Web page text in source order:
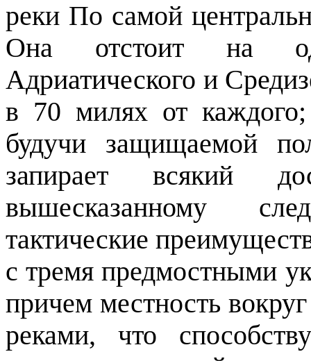
реки По самой
Она отстоит на
Адриатического и
в 70 милях от
будучи защищаемой
запирает всякий
вышесказанному
тактические
с тремя предмостными
причем местность
реками, что